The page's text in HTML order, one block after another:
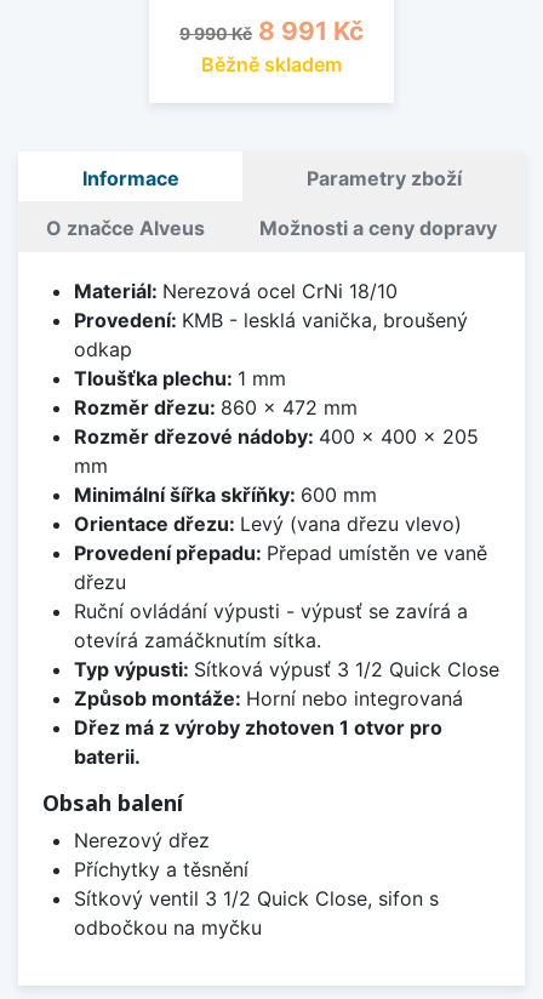
Běžná cena
9 990 Kč Cena
8 991 Kč
Běžně skladem
Informace Parametry zboží
O značce Alveus Možnosti a ceny dopravy
Materiál: Nerezová ocel CrNi 18/10
Provedení: KMB - lesklá vanička, broušený
odkap
Tloušťka plechu: 1 mm
Rozměr dřezu: 860 x 472 mm
Rozměr dřezové nádoby: 400 x 400 x 205
mm
Minimální šířka skříňky: 600 mm
Orientace dřezu: Levý (vana dřezu vlevo)
Provedení přepadu: Přepad umístěn ve vaně
dřezu
Ruční ovládání výpusti - výpusť se zavírá a
otevírá zamáčknutím sítka.
Typ výpusti: Sítková výpusť 3 1/2 Quick Close
Způsob montáže: Horní nebo integrovaná
Dřez má z výroby zhotoven 1 otvor pro
baterii.
Obsah balení
Nerezový dřez
Příchytky a těsnění
Sítkový ventil 3 1/2 Quick Close, sifon s
odbočkou na myčku